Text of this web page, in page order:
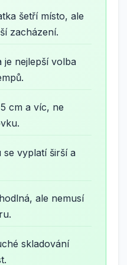
šetří místo, ale
zacházení.
je nejlepší volba
cm a víc, ne
vyplatí širší a
ale nemusí
skladování